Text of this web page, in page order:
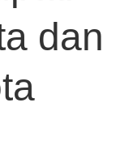
dan